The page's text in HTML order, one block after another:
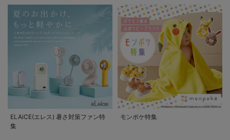
ELAiCE(エレス) 暑さ対策ファン特
集
モンポケ特集